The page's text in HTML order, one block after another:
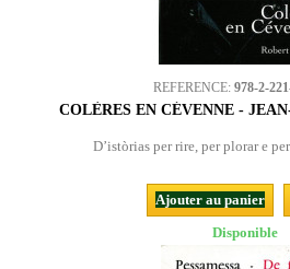
REFERENCE: 978-2-
COLÈRES EN CÉVENNE -
D’istòrias per rire, per plorar e
Ajouter au panier
Disponible